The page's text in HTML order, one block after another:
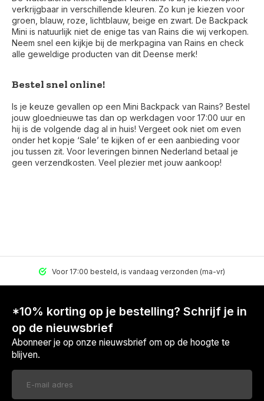
Voor 17:00 besteld, is vandaag verzonden (ma-vr)
verkrijgbaar in verschillende kleuren. Zo kun je kiezen voor
groen, blauw, roze, lichtblauw, beige en zwart. De Backpack
Mini is natuurlijk niet de enige tas van Rains die wij verkopen.
Neem snel een kijkje bij de merkpagina van Rains en check
alle geweldige producten van dit Deense merk!
Bestel snel online!
Is je keuze gevallen op een Mini Backpack van Rains? Bestel
jouw gloednieuwe tas dan op werkdagen voor 17:00 uur en
hij is de volgende dag al in huis! Vergeet ook niet om even
onder het kopje ‘Sale’ te kijken of er een aanbieding voor
jou tussen zit. Voor leveringen binnen Nederland betaal je
geen verzendkosten. Veel plezier met jouw aankoop!
Voor 17:00 besteld, is vandaag verzonden (ma-vr)
*10% korting op je bestelling? Schrijf je in
op de nieuwsbrief
Abonneer je op onze nieuwsbrief om op de hoogte te
blijven.